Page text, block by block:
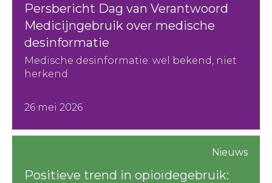
Persbericht Dag van Verantwoord
Medicijngebruik over medische
desinformatie
Medische desinformatie: wel bekend, niet
herkend
26 mei 2026
Nieuws
Positieve trend in opioïdegebruik: